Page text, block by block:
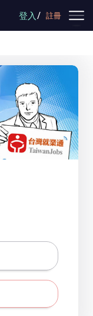
登入/ 註冊